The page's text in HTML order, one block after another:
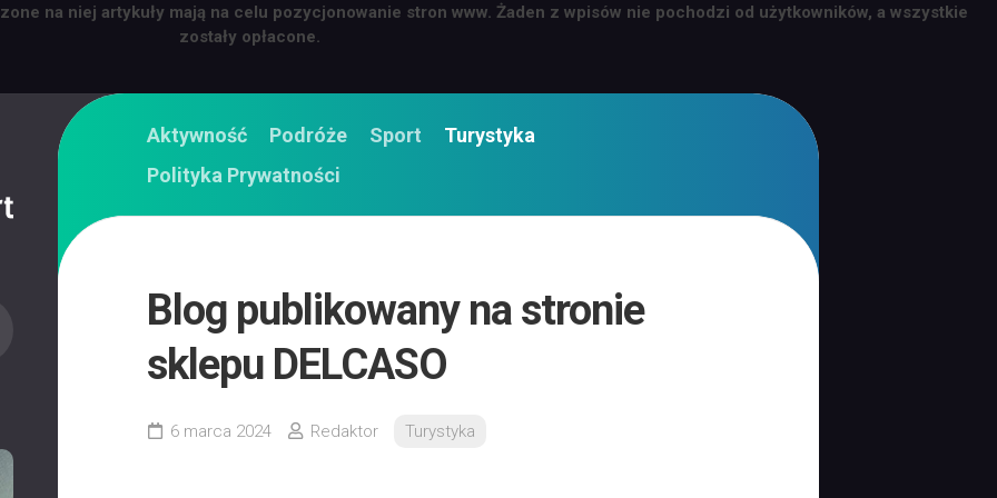
na niej artykuły mają na celu pozycjonowanie stron www. Żaden z wpisów nie pochodzi od użytkowników, a wszystkie
zostały opłacone.
Aktywność Podróże Sport
Turystyka
Polityka Prywatności
Blog publikowany na stronie
sklepu DELCASO
6 marca 2024 Redaktor Turystyka